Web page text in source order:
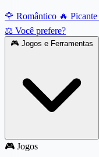
🌹 Romântico 🔥 Picante
⚖️ Você prefere?
🎮 Jogos e Ferramentas
🎮 Jogos